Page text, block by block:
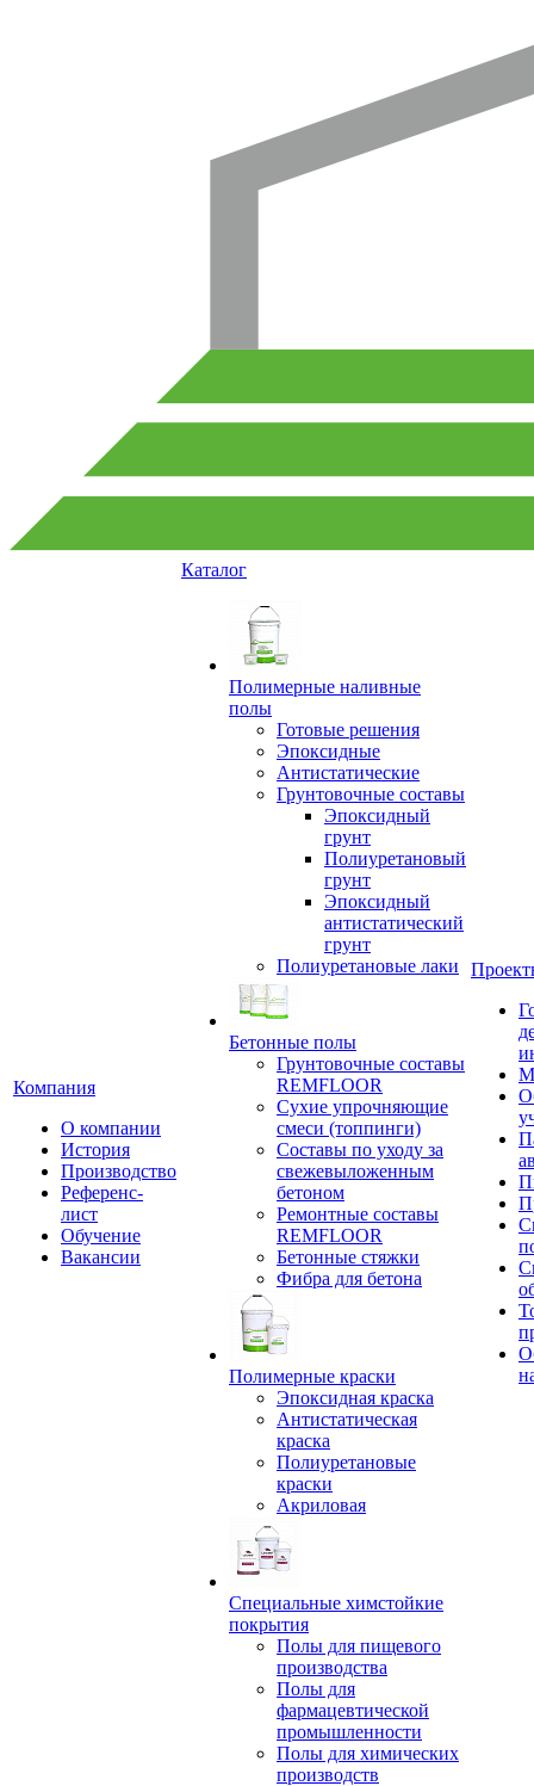
Компания
О компании
История
Производство
Референс-
лист
Обучение
Вакансии
Каталог
Полимерные наливные
полы
Готовые решения
Эпоксидные
Антистатические
Грунтовочные составы
Эпоксидный
грунт
Полиуретановый
грунт
Эпоксидный
антистатический
грунт
Полиуретановые лаки
Бетонные полы
Грунтовочные составы
REMFLOOR
Сухие упрочняющие
смеси (топпинги)
Составы по уходу за
свежевыложенным
бетоном
Ремонтные составы
REMFLOOR
Бетонные стяжки
Фибра для бетона
Полимерные краски
Эпоксидная краска
Антистатическая
краска
Полиуретановые
краски
Акриловая
Специальные химстойкие
покрытия
Полы для пищевого
производства
Полы для
фармацевтической
промышленности
Полы для химических
производств